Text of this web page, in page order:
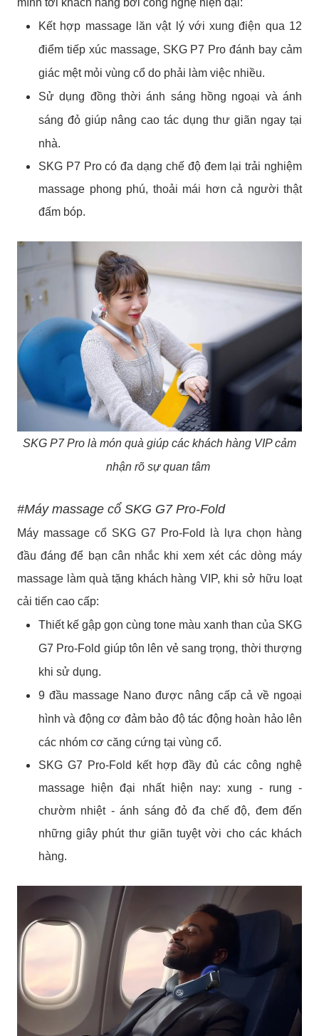
mình tới khách hàng bởi công nghệ hiện đại:
Kết hợp massage lăn vật lý với xung điện qua 12
điểm tiếp xúc massage, SKG P7 Pro đánh bay cảm
giác mệt mỏi vùng cổ do phải làm việc nhiều.
Sử dụng đồng thời ánh sáng hồng ngoại và ánh
sáng đỏ giúp nâng cao tác dụng thư giãn ngay tại
nhà.
SKG P7 Pro có đa dạng chế độ đem lại trải nghiệm
massage phong phú, thoải mái hơn cả người thật
đấm bóp.
SKG P7 Pro là món quà giúp các khách hàng VIP cảm
nhận rõ sự quan tâm
#Máy massage cổ SKG G7 Pro-Fold
Máy massage cổ SKG G7 Pro-Fold là lựa chọn hàng
đầu đáng để bạn cân nhắc khi xem xét các dòng máy
massage làm quà tặng khách hàng VIP, khi sở hữu loạt
cải tiến cao cấp:
Thiết kế gập gọn cùng tone màu xanh than của SKG
G7 Pro-Fold giúp tôn lên vẻ sang trọng, thời thượng
khi sử dụng.
9 đầu massage Nano được nâng cấp cả về ngoại
hình và động cơ đảm bảo độ tác động hoàn hảo lên
các nhóm cơ căng cứng tại vùng cổ.
SKG G7 Pro-Fold kết hợp đầy đủ các công nghệ
massage hiện đại nhất hiện nay: xung - rung -
chườm nhiệt - ánh sáng đỏ đa chế độ, đem đến
những giây phút thư giãn tuyệt vời cho các khách
hàng.